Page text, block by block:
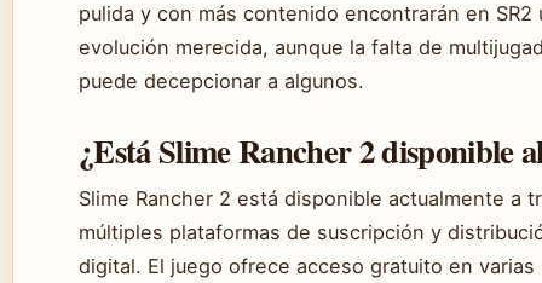
pulida y con más contenido encontrarán en SR2
evolución merecida, aunque la falta de
puede decepcionar a algunos.
¿Está Slime Rancher 2 disponible
Slime Rancher 2 está disponible actualmente a
múltiples plataformas de suscripción y
digital. El juego ofrece acceso gratuito en varias